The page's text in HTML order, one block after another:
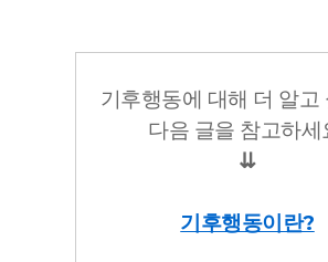
기후행동에 대해 더 알고
다음 글을 참고하세
⇊
기후행동이란?